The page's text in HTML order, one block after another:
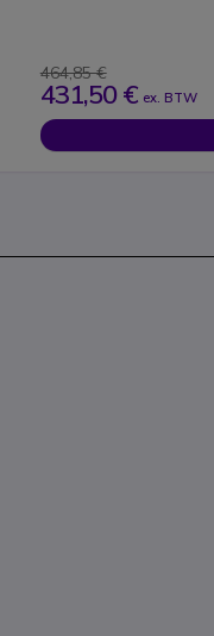
464,85 €
431,50 € ex. BTW